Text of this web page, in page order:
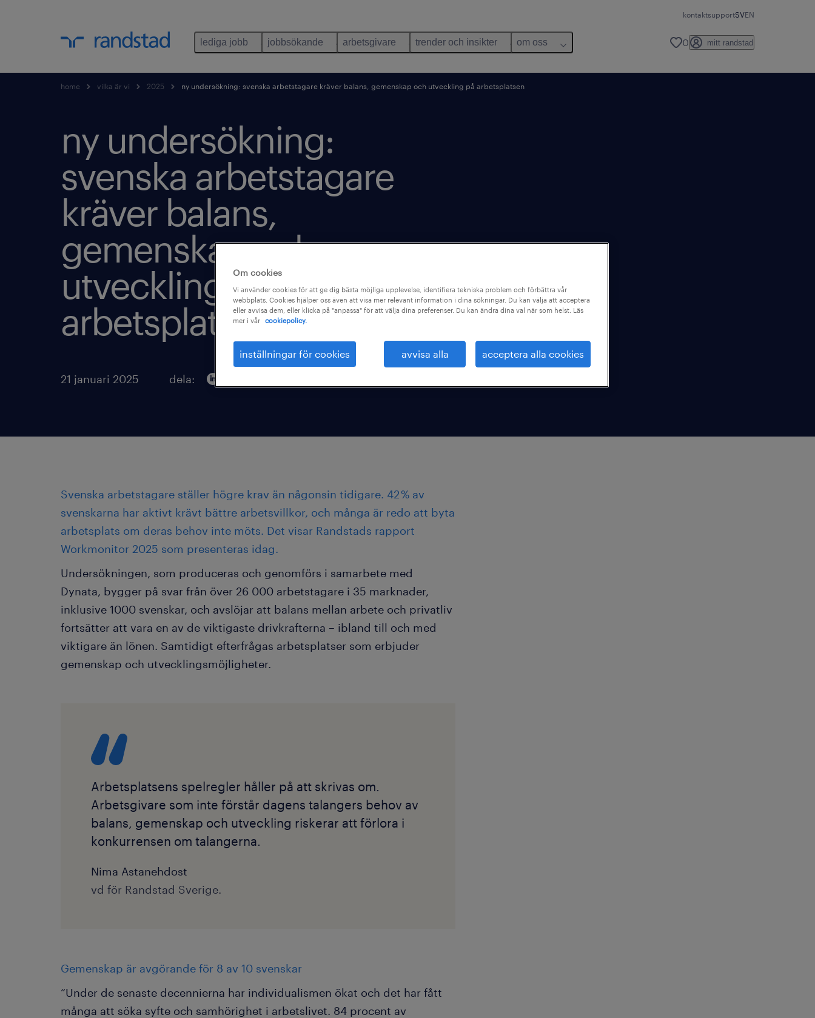
kontaktsupportSVEN
lediga jobb jobbsökande arbetsgivare trender och insikter om oss 0 mitt randstad
home vilka är vi 2025 ny undersökning: svenska arbetstagare kräver balans, gemenskap och utveckling på arbetsplatsen
ny undersökning:
svenska arbetstagare
kräver balans,
gemenskap och
utveckling på
arbetsplatsen.
21 januari 2025 dela:
Svenska arbetstagare ställer högre krav än någonsin tidigare. 42 % av
svenskarna har aktivt krävt bättre arbetsvillkor, och många är redo att byta
arbetsplats om deras behov inte möts. Det visar Randstads rapport
Workmonitor 2025 som presenteras idag.
Undersökningen, som produceras och genomförs i samarbete med
Dynata, bygger på svar från över 26 000 arbetstagare i 35 marknader,
inklusive 1000 svenskar, och avslöjar att balans mellan arbete och privatliv
fortsätter att vara en av de viktigaste drivkrafterna – ibland till och med
viktigare än lönen. Samtidigt efterfrågas arbetsplatser som erbjuder
gemenskap och utvecklingsmöjligheter.
Arbetsplatsens spelregler håller på att skrivas om.
Arbetsgivare som inte förstår dagens talangers behov av
balans, gemenskap och utveckling riskerar att förlora i
konkurrensen om talangerna.
Nima Astanehdost
vd för Randstad Sverige.
Gemenskap är avgörande för 8 av 10 svenskar
“Under de senaste decennierna har individualismen ökat och det har fått
många att söka syfte och samhörighet i arbetslivet. 84 procent av
Om cookies
Vi använder cookies för att ge dig bästa möjliga upplevelse, identifiera tekniska problem och förbättra vår
webbplats. Cookies hjälper oss även att visa mer relevant information i dina sökningar. Du kan välja att acceptera
eller avvisa dem, eller klicka på "anpassa" för att välja dina preferenser. Du kan ändra dina val när som helst. Läs
mer i vår
cookiepolicy.
inställningar för cookies avvisa alla acceptera alla cookies